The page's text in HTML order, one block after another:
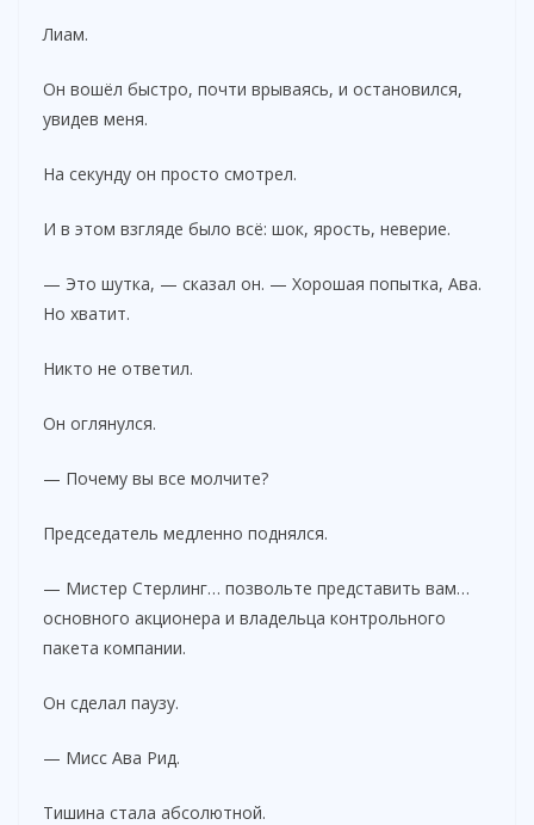
Лиам.
Он вошёл быстро, почти врываясь, и остановился,
увидев меня.
На секунду он просто смотрел.
И в этом взгляде было всё: шок, ярость, неверие.
— Это шутка, — сказал он. — Хорошая попытка, Ава.
Но хватит.
Никто не ответил.
Он оглянулся.
— Почему вы все молчите?
Председатель медленно поднялся.
— Мистер Стерлинг… позвольте представить вам…
основного акционера и владельца контрольного
пакета компании.
Он сделал паузу.
— Мисс Ава Рид.
Тишина стала абсолютной.